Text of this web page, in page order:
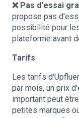
❌ Pas d'essai
propose pas
possibilité pour
plateforme avant
Tarifs
Les tarifs
par mois, un prix
important peut
petites marques